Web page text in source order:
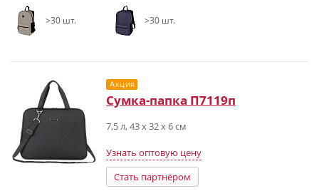
>30 шт. >30 шт.
Акция
Сумка-папка П7119п
7,5 л, 43 х 32 х 6 см
Узнать оптовую цену
Стать партнёром